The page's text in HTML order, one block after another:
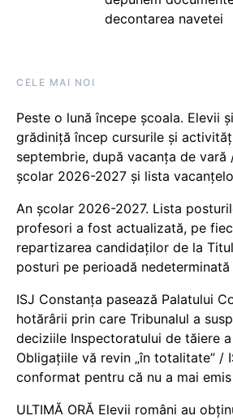
decontarea navetei
CELE MAI NOI
Peste o lună începe școala. Elevii
grădiniță încep cursurile și
septembrie, după vacanța de vară
școlar 2026-2027 și lista
An școlar 2026-2027. Lista
profesori a fost actualizată, pe
repartizarea candidaților de la
posturi pe perioadă nedeterminată
ISJ Constanța pasează Palatului
hotărârii prin care Tribunalul a
deciziile Inspectoratului de tăiere
Obligațiile vă revin „în totalitate” /
conformat pentru că nu a mai
ULTIMĂ ORĂ Elevii români au